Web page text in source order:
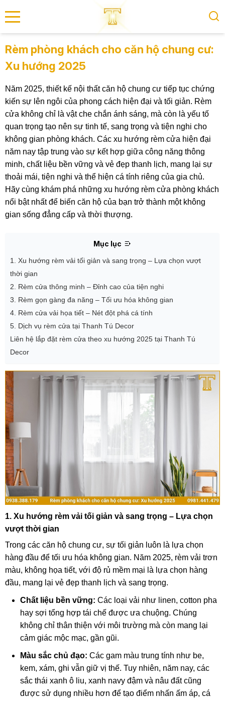
menu
Rèm phòng khách cho căn hộ chung cư:
Xu hướng 2025
Năm 2025, thiết kế nội thất căn hộ chung cư tiếp tục chứng
kiến sự lên ngôi của phong cách hiện đại và tối giản. Rèm
cửa không chỉ là vật che chắn ánh sáng, mà còn là yếu tố
quan trọng tạo nên sự tinh tế, sang trọng và tiện nghi cho
không gian phòng khách. Các xu hướng rèm cửa hiện đại
năm nay tập trung vào sự kết hợp giữa công năng thông
minh, chất liệu bền vững và vẻ đẹp thanh lịch, mang lại sự
thoải mái, tiện nghi và thể hiện cá tính riêng của gia chủ.
Hãy cùng khám phá những xu hướng rèm cửa phòng khách
nổi bật nhất để biến căn hộ của bạn trở thành một không
gian sống đẳng cấp và thời thượng.
Mục lục
1. Xu hướng rèm vải tối giản và sang trọng – Lựa chọn vượt
thời gian
2. Rèm cửa thông minh – Đỉnh cao của tiện nghi
3. Rèm gọn gàng đa năng – Tối ưu hóa không gian
4. Rèm cửa vải họa tiết – Nét đột phá cá tính
5. Dịch vụ rèm cửa tại Thanh Tú Decor
Liên hệ lắp đặt rèm cửa theo xu hướng 2025 tại Thanh Tú
Decor
1. Xu hướng rèm vải tối giản và sang trọng – Lựa chọn
vượt thời gian
Trong các căn hộ chung cư, sự tối giản luôn là lựa chọn
hàng đầu để tối ưu hóa không gian. Năm 2025, rèm vải trơn
màu, không họa tiết, với độ rủ mềm mại là lựa chọn hàng
đầu, mang lại vẻ đẹp thanh lịch và sang trọng.
Chất liệu bền vững: Các loại vải như linen, cotton pha
hay sợi tổng hợp tái chế được ưa chuộng. Chúng
không chỉ thân thiện với môi trường mà còn mang lại
cảm giác mộc mạc, gần gũi.
Màu sắc chủ đạo: Các gam màu trung tính như be,
kem, xám, ghi vẫn giữ vị thế. Tuy nhiên, năm nay, các
sắc thái xanh ô liu, xanh navy đậm và nâu đất cũng
được sử dụng nhiều hơn để tạo điểm nhấn ấm áp, cá